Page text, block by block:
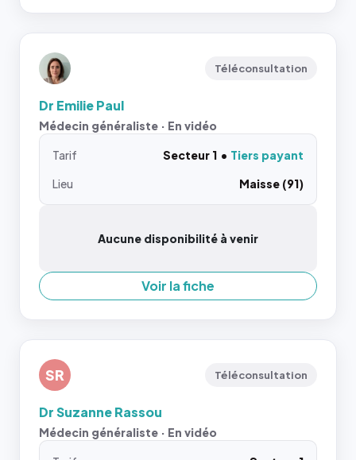
Téléconsultation
Dr Emilie Paul
Médecin généraliste · En vidéo
Tarif Secteur 1
Tiers payant
Lieu
Maisse (91)
Aucune disponibilité à venir
Voir la fiche
SR Téléconsultation
Dr Suzanne Rassou
Médecin généraliste · En vidéo